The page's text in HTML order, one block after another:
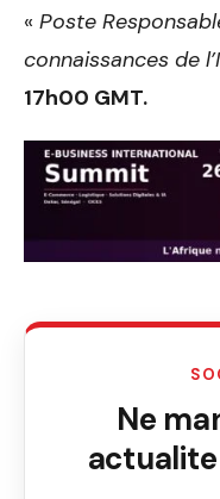
« Poste
connaissances de
17h00 GMT.
Ne